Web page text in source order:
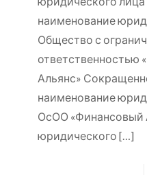
наименование
Общество с
ответственностью
Альянс»
наименование
ОсОО «Финансовый
юридического […]